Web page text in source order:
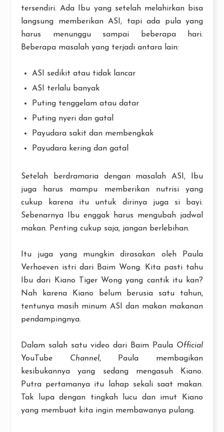
tersendiri. Ada Ibu yang setelah melahirkan bisa
langsung memberikan ASI, tapi ada pula yang
harus menunggu sampai beberapa hari.
Beberapa masalah yang terjadi antara lain:
ASI sedikit atau tidak lancar
ASI terlalu banyak
Puting tenggelam atau datar
Puting nyeri dan gatal
Payudara sakit dan membengkak
Payudara kering dan gatal
Setelah berdramaria dengan masalah ASI, Ibu
juga harus mampu memberikan nutrisi yang
cukup karena itu untuk dirinya juga si bayi.
Sebenarnya Ibu enggak harus mengubah jadwal
makan. Penting cukup saja, jangan berlebihan.
Itu juga yang mungkin dirasakan oleh Paula
Verhoeven istri dari Baim Wong. Kita pasti tahu
Ibu dari Kiano Tiger Wong yang cantik itu kan?
Nah karena Kiano belum berusia satu tahun,
tentunya masih minum ASI dan makan makanan
pendampingnya.
Dalam salah satu video dari Baim Paula Official
YouTube Channel, Paula membagikan
kesibukannya yang sedang mengasuh Kiano.
Putra pertamanya itu lahap sekali saat makan.
Tak lupa dengan tingkah lucu dan imut Kiano
yang membuat kita ingin membawanya pulang.